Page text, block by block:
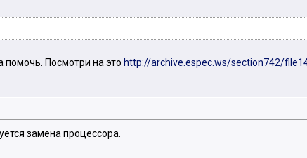
помочь. Посмотри на это http://archive.espec.ws/section742/
замена процессора.